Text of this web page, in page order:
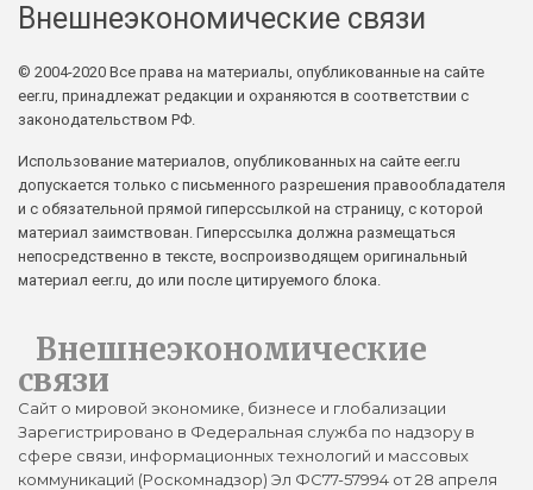
Внешнеэкономические связи
© 2004-2020 Все права на материалы, опубликованные на сайте
eer.ru, принадлежат редакции и охраняются в соответствии с
законодательством РФ.
Использование материалов, опубликованных на сайте eer.ru
допускается только с письменного разрешения правообладателя
и с обязательной прямой гиперссылкой на страницу, с которой
материал заимствован. Гиперссылка должна размещаться
непосредственно в тексте, воспроизводящем оригинальный
материал eer.ru, до или после цитируемого блока.
Внешнеэкономические
связи
Сайт о мировой экономике, бизнесе и глобализации
Зарегистрировано в Федеральная служба по надзору в
сфере связи, информационных технологий и массовых
коммуникаций (Роскомнадзор) Эл ФС77-57994 от 28 апреля